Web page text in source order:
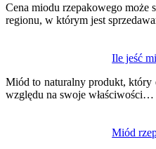
Cena miodu rzepakowego może
regionu, w którym jest
Ile jeść
Miód to naturalny produkt, który
względu na swoje właściwości…
Miód